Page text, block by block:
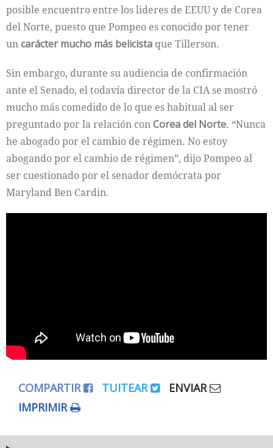
posible encuentro entre los lideres de EEUU y de Corea
del Norte, puesto que Pompeo es conocido por tener
uncarácter mucho más belicista que Tillerson.
Sin embargo, durante su audiencia de confirmación
ante el Senado, el todavía director de la CIA se mostró
mucho más comedido de lo que es habitual al ser
preguntado por la relación conCorea del Norte. “Nunca
he abogado por el cambio de régimen. No estoy
abogando por el cambio de régimen”, dijo Pompeo al
ser cuestionado por el senador demócrata por
Maryland Ben Cardin.
COMPARTIR TUITEAR
ENVIAR
IMPRIMIR